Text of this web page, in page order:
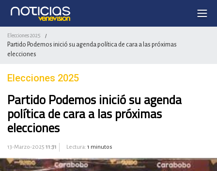
Elecciones 2025 /
Partido Podemos inició su agenda política de cara a las próximas
elecciones
Elecciones 2025
Partido Podemos inició su agenda
política de cara a las próximas
elecciones
13-Marzo-2025 11:31 Lectura: 1 minutos